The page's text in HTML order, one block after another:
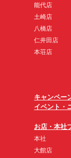
能代店
土崎店
八橋店
仁井田店
本荘店
キャンペー
イベント・
お店・本社
本社
大館店